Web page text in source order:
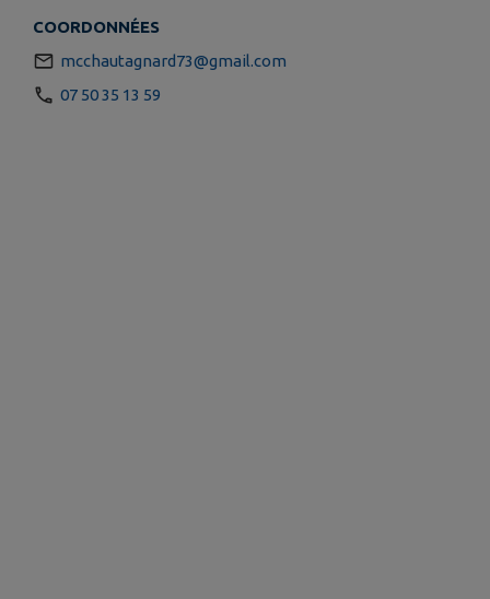
COORDONNÉES
mcchautagnard73@gmail.com
07 50 35 13 59